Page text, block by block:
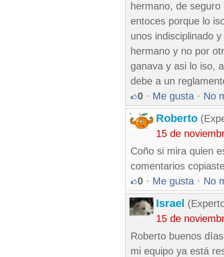
hermano, de
entoces porque lo
unos indisciplinado
hermano y no por
ganava y asi lo iso,
debe a un
0 · Me gusta · No
Roberto
15 de
Coño si mira quien
comentarios
0 · Me gusta · No
Israel
15 de
Roberto buenos
mi equipo ya está